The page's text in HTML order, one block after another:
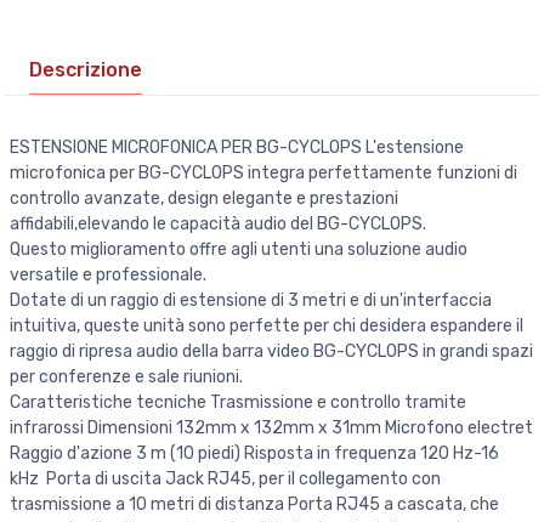
Descrizione
ESTENSIONE MICROFONICA PER BG-CYCLOPS L'estensione
microfonica per BG-CYCLOPS integra perfettamente funzioni di
controllo avanzate, design elegante e prestazioni
affidabili,elevando le capacità audio del BG-CYCLOPS.
Questo miglioramento offre agli utenti una soluzione audio
versatile e professionale.
Dotate di un raggio di estensione di 3 metri e di un'interfaccia
intuitiva, queste unità sono perfette per chi desidera espandere il
raggio di ripresa audio della barra video BG-CYCLOPS in grandi spazi
per conferenze e sale riunioni.
Caratteristiche tecniche Trasmissione e controllo tramite
infrarossi Dimensioni 132mm x 132mm x 31mm Microfono electret
Raggio d'azione 3 m (10 piedi) Risposta in frequenza 120 Hz-16
kHz Porta di uscita Jack RJ45, per il collegamento con
trasmissione a 10 metri di distanza Porta RJ45 a cascata, che